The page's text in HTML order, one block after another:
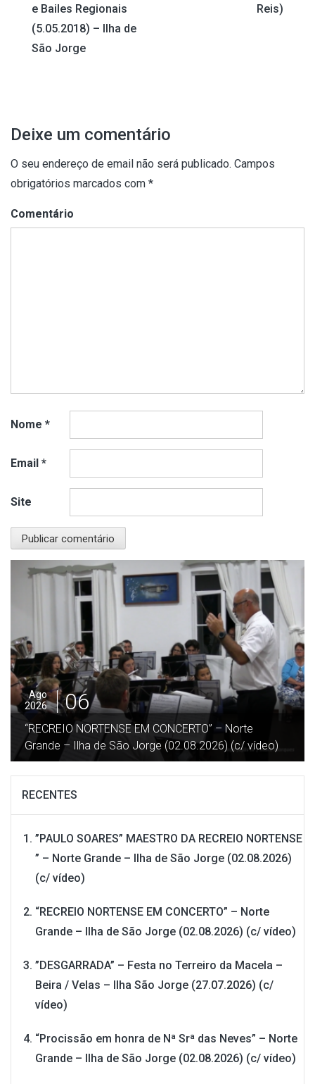
de
artigos
e Bailes Regionais
(5.05.2018) – Ilha de
São Jorge
Reis)
Deixe um comentário
O seu endereço de email não será publicado. Campos
obrigatórios marcados com *
Comentário
Nome *
Email *
Site
Ago
2026
06
“RECREIO NORTENSE EM CONCERTO” – Norte
Grande – Ilha de São Jorge (02.08.2026) (c/ vídeo)
RECENTES
”PAULO SOARES” MAESTRO DA RECREIO NORTENSE
” – Norte Grande – Ilha de São Jorge (02.08.2026)
(c/ vídeo)
“RECREIO NORTENSE EM CONCERTO” – Norte
Grande – Ilha de São Jorge (02.08.2026) (c/ vídeo)
”DESGARRADA” – Festa no Terreiro da Macela –
Beira / Velas – Ilha São Jorge (27.07.2026) (c/
vídeo)
“Procissão em honra de Nª Srª das Neves” – Norte
Grande – Ilha de São Jorge (02.08.2026) (c/ vídeo)